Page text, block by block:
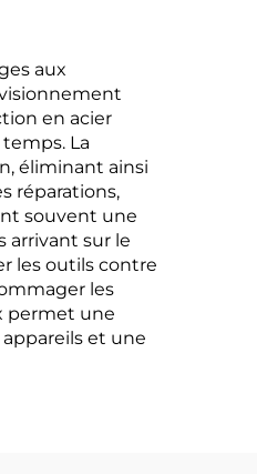
aux
en acier
La
éliminant ainsi
réparations,
souvent une
arrivant sur le
les outils contre
les
permet une
et une